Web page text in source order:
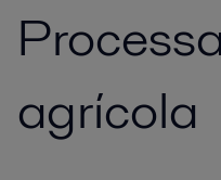
agrícola